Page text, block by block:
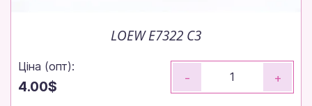
LOEW E7322 C3
Ціна (опт):
4.00$
- +